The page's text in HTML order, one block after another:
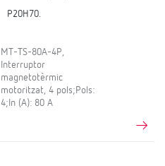
P20H70.
MT-TS-80A-4P,
Interruptor
magnetotèrmic
motoritzat, 4 pols;Pols:
4;In (A): 80 A